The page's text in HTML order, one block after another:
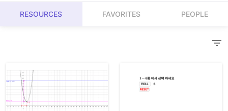
Algebra
Measurement
Operations
Geometry
3D Calculator
RESOURCES FAVORITES PEOPLE